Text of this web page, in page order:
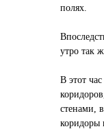
полях.
утро так
В этот
стенами,
коридоры